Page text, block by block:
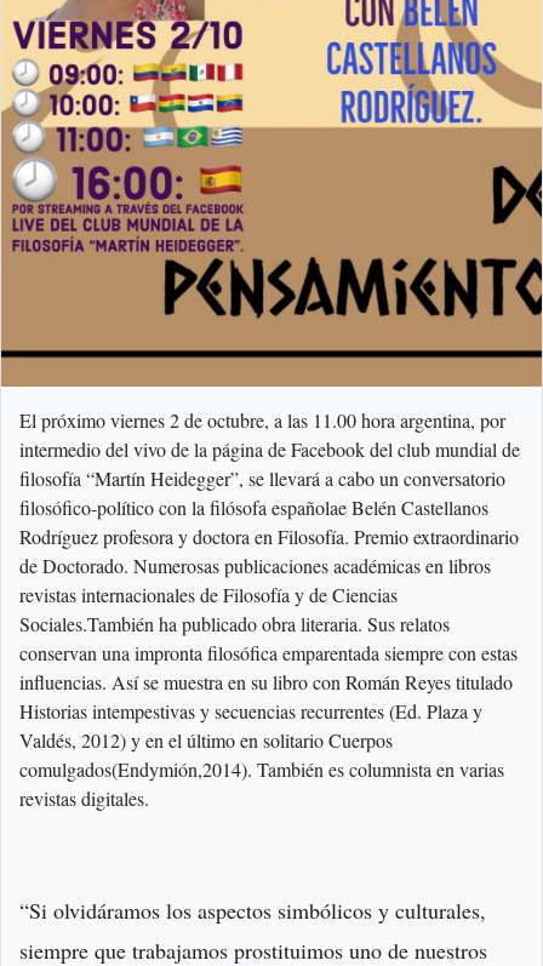
El próximo viernes 2 de octubre, a las 11.00 hora argentina, por
intermedio del vivo de la página de Facebook del club mundial de
filosofía “Martín Heidegger”, se llevará a cabo un conversatorio
filosófico-político con la filósofa españolae Belén Castellanos
Rodríguez profesora y doctora en Filosofía. Premio extraordinario
de Doctorado. Numerosas publicaciones académicas en libros
revistas internacionales de Filosofía y de Ciencias
Sociales.También ha publicado obra literaria. Sus relatos
conservan una impronta filosófica emparentada siempre con estas
influencias. Así se muestra en su libro con Román Reyes titulado
Historias intempestivas y secuencias recurrentes (Ed. Plaza y
Valdés, 2012) y en el último en solitario Cuerpos
comulgados(Endymión,2014). También es columnista en varias
revistas digitales.
“Si olvidáramos los aspectos simbólicos y culturales,
siempre que trabajamos prostituimos uno de nuestros